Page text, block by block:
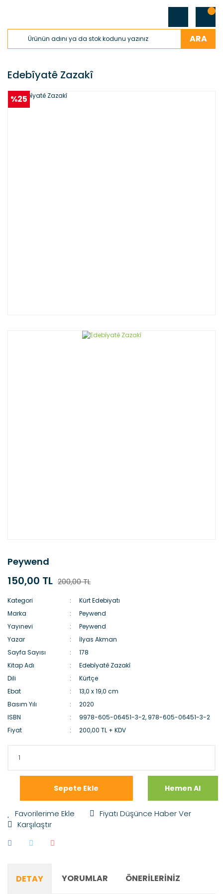
ARA
Edebîyatê Zazakî
%25
Peywend
150,00 TL 200,00 TL
Kategori
Kürt Edebiyatı
Marka
Peywend
Yayınevi
Peywend
Yazar
İlyas Akman
Sayfa Sayısı
178
Kitap Adı
Edebîyatê Zazakî
Dili
Kürtçe
Ebat
13,0 x 19,0 cm
Basım Yılı
2020
ISBN
9978-605-06451-3-2, 978-605-06451-3-2
Fiyat
200,00 TL + KDV
Sepete Ekle Hemen Al
Fiyatı Düşünce Haber Ver
Karşılaştır
DETAY YORUMLAR ÖNERILERINIZ